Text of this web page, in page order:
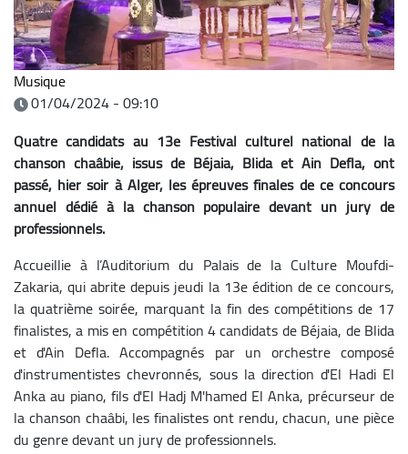
Musique
01/04/2024 - 09:10
Quatre candidats au 13e Festival culturel national de la
chanson chaâbie, issus de Béjaia, Blida et Ain Defla, ont
passé, hier soir à Alger, les épreuves finales de ce concours
annuel dédié à la chanson populaire devant un jury de
professionnels.
Accueillie à l’Auditorium du Palais de la Culture Moufdi-
Zakaria, qui abrite depuis jeudi la 13e édition de ce concours,
la quatrième soirée, marquant la fin des compétitions de 17
finalistes, a mis en compétition 4 candidats de Béjaia, de Blida
et d'Ain Defla.Accompagnés par un orchestre composé
d'instrumentistes chevronnés, sous la direction d'El Hadi El
Anka au piano, fils d'El Hadj M'hamed El Anka, précurseur de
la chanson chaâbi, les finalistes ont rendu, chacun, une pièce
du genre devant un jury de professionnels.